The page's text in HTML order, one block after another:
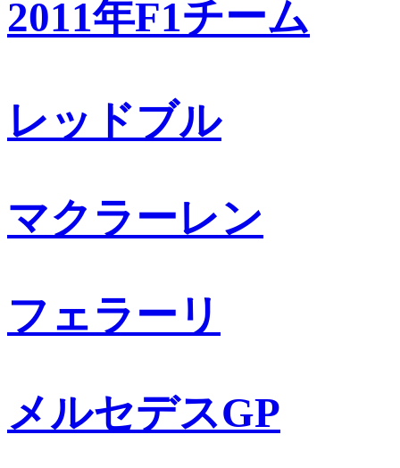
2011年F1チーム
レッドブル
マクラーレン
フェラーリ
メルセデスGP